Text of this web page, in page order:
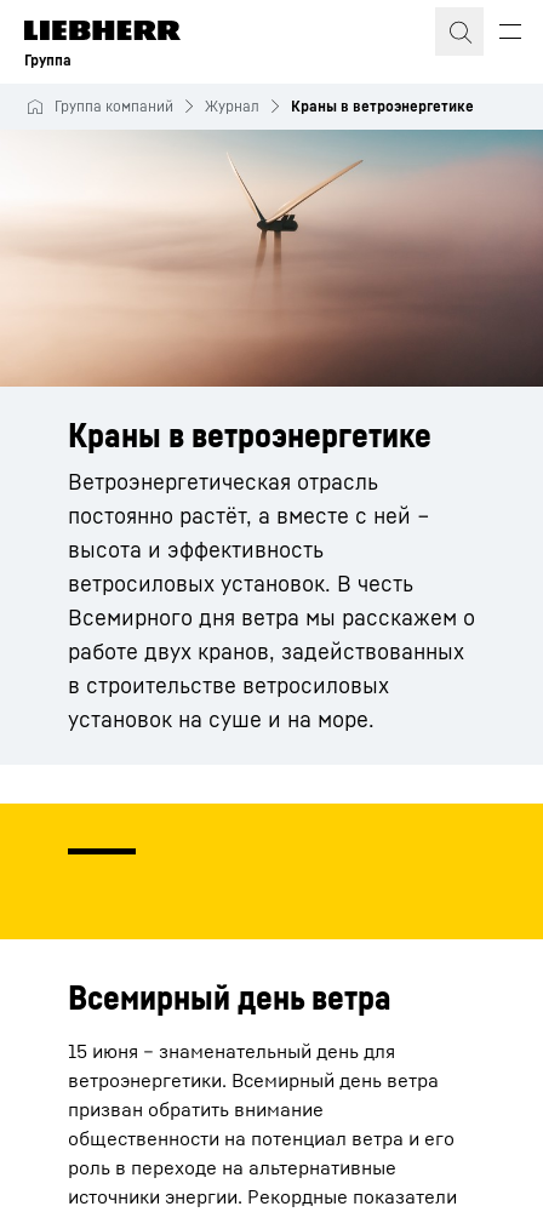
Группа
Группа компаний Журнал Краны в ветроэнергетике
Краны в ветроэнергетике
Ветроэнергетическая отрасль
постоянно растёт, а вместе с ней ‒
высота и эффективность
ветросиловых установок. В честь
Всемирного дня ветра мы расскажем о
работе двух кранов, задействованных
в строительстве ветросиловых
установок на суше и на море.
Всемирный день ветра
15 июня – знаменательный день для
ветроэнергетики. Всемирный день ветра
призван обратить внимание
общественности на потенциал ветра и его
роль в переходе на альтернативные
источники энергии. Рекордные показатели